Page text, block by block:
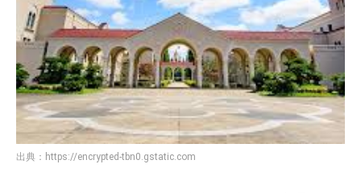
出典： https://encrypted-tbn0.gstatic.com